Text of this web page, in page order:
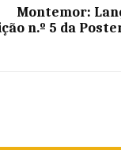
Montemor:
n.º 5 da